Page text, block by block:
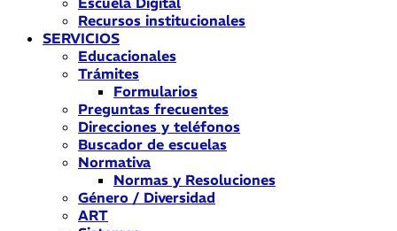
Recursos institucionales
SERVICIOS
Educacionales
Trámites
Formularios
Preguntas frecuentes
Direcciones y teléfonos
Buscador de escuelas
Normativa
Normas y Resoluciones
Género / Diversidad
ART